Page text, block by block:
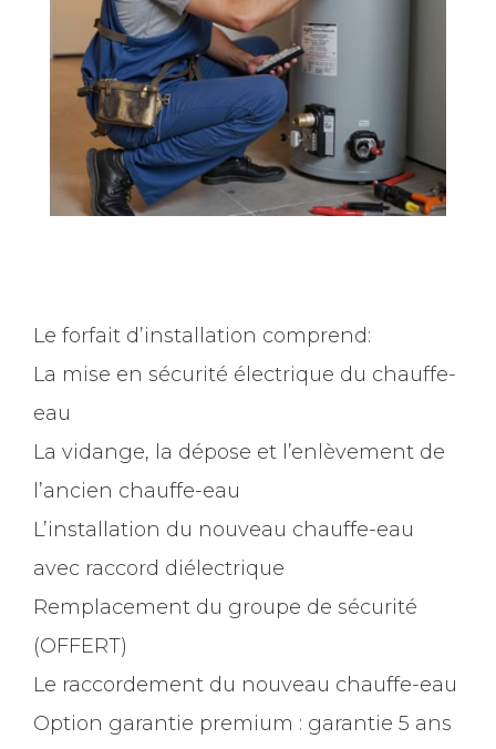
Le forfait d’installation comprend:
La mise en sécurité électrique du chauffe-
eau
La vidange, la dépose et l’enlèvement de
l’ancien chauffe-eau
L’installation du nouveau chauffe-eau
avec raccord diélectrique
Remplacement du groupe de sécurité
(OFFERT)
Le raccordement du nouveau chauffe-eau
Option garantie premium : garantie 5 ans